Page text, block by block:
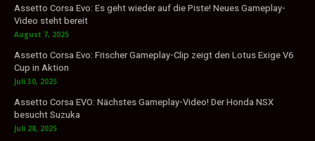
Assetto Corsa Evo: Es geht wieder auf die Piste! Neues Gameplay-
Video steht bereit
August 7, 2025
Assetto Corsa Evo: Frischer Gameplay-Clip zeigt den Lotus Exige V6
Cup in Aktion
Juli 30, 2025
Assetto Corsa EVO: Nächstes Gameplay-Video! Der Honda NSX
besucht Suzuka
Juli 28, 2025